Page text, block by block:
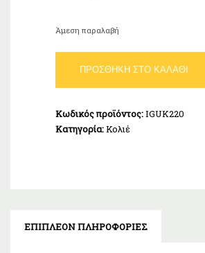
Άμεση παραλαβή
Μονόγραμμα
"Σ"
Κ9
ποσότητα
ΠΡΟΣΘΉΚΗ ΣΤΟ ΚΑΛΆΘΙ
Κωδικός προϊόντος:IGUK220
Κατηγορία:Κολιέ
ΕΠΙΠΛΈΟΝ ΠΛΗΡΟΦΟΡΊΕΣ